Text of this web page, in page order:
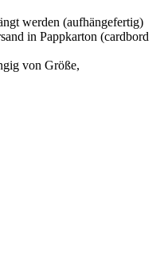
werden (aufhängefertig)
in Pappkarton (cardbord
von Größe,